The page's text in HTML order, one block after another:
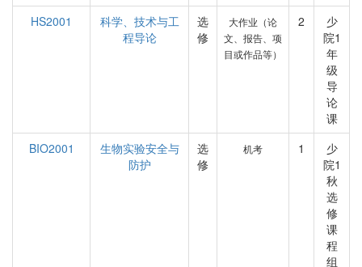
HS2001
科学、技术与工
程导论
选
修
大作业（论
文、报告、项
目或作品等）
2
少
院1
年
级
导
论
课
BIO2001
生物实验安全与
防护
选
修
机考 1
少
院1
秋
选
修
课
程
组